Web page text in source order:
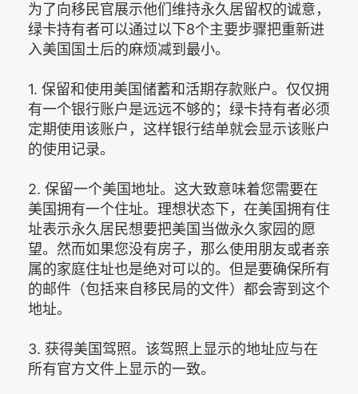
为了向移民官展示他们维持永久居留权的诚意，
绿卡持有者可以通过以下8个主要步骤把重新进
入美国国土后的麻烦减到最小。
1. 保留和使用美国储蓄和活期存款账户。仅仅拥
有一个银行账户是远远不够的；绿卡持有者必须
定期使用该账户，这样银行结单就会显示该账户
的使用记录。
2. 保留一个美国地址。这大致意味着您需要在
美国拥有一个住址。理想状态下，在美国拥有住
址表示永久居民想要把美国当做永久家园的愿
望。然而如果您没有房子，那么使用朋友或者亲
属的家庭住址也是绝对可以的。但是要确保所有
的邮件（包括来自移民局的文件）都会寄到这个
地址。
3. 获得美国驾照。该驾照上显示的地址应与在
所有官方文件上显示的一致。